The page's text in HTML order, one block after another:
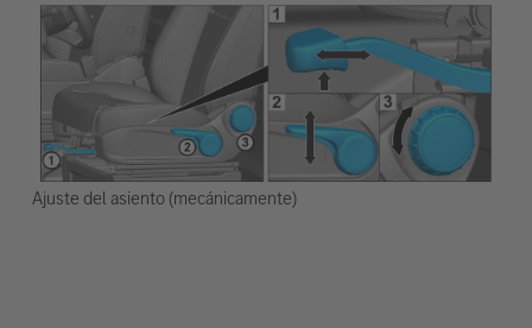
Ajuste del asiento (mecánicamente)